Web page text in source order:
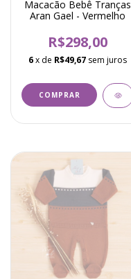
Macacão Bebê Tranças
Aran Gael - Vermelho
R$298,00
6x de R$49,67 sem juros
COMPRAR